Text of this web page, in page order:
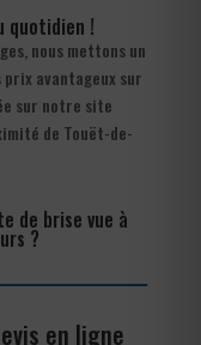
quotidien !
nous mettons un
avantageux sur
sur notre site
de Touët-de-
de brise vue à
?
en ligne